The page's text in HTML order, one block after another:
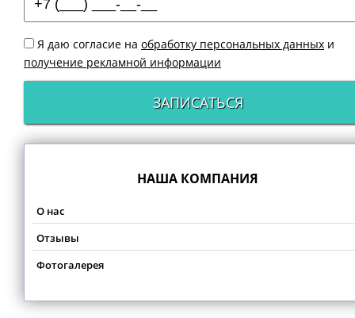
Я даю согласие на обработку персональных данных и
получение рекламной информации
ЗАПИСАТЬСЯ
НАША КОМПАНИЯ
О нас
Отзывы
Фотогалерея